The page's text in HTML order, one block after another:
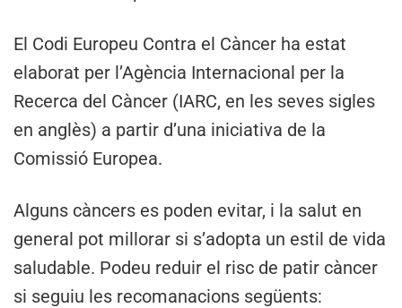
El Codi Europeu Contra el Càncer ha estat
elaborat per l’Agència Internacional per la
Recerca del Càncer (IARC, en les seves sigles
en anglès) a partir d’una iniciativa de la
Comissió Europea.
Alguns càncers es poden evitar, i la salut en
general pot millorar si s’adopta un estil de vida
saludable. Podeu reduir el risc de patir càncer
si seguiu les recomanacions següents: